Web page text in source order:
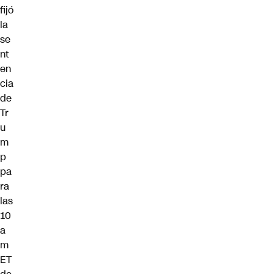
fijó
la
se
nt
en
cia
de
Tr
u
m
p
pa
ra
las
10
a
m
ET